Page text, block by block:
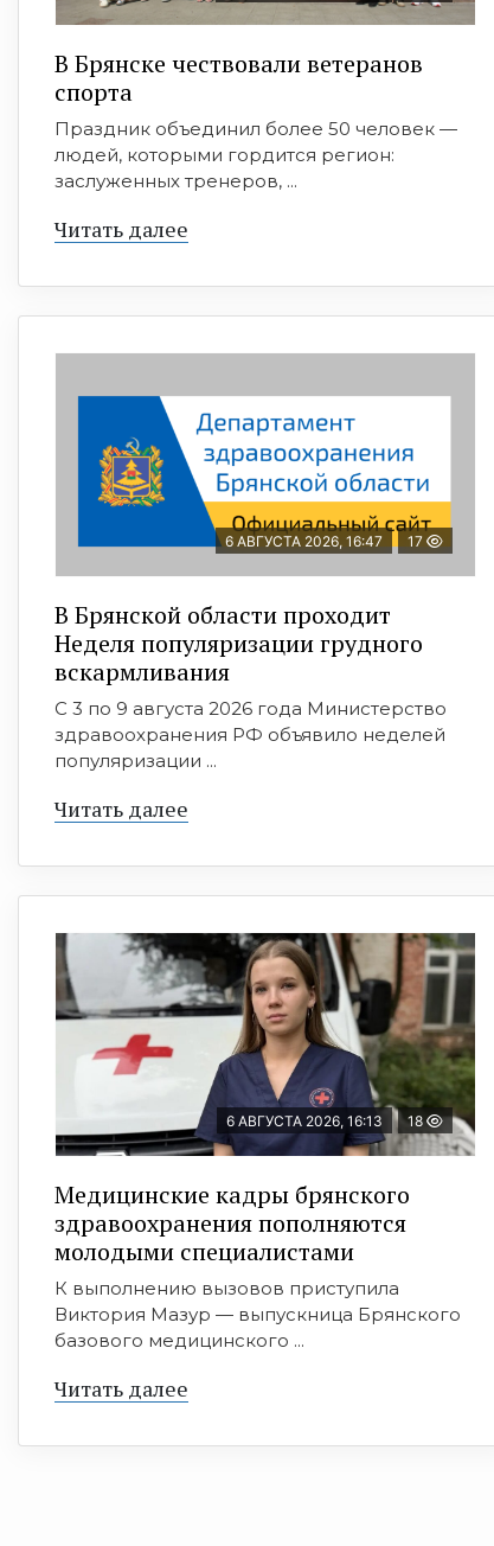
В Брянске чествовали ветеранов
спорта
Праздник объединил более 50 человек —
людей, которыми гордится регион:
заслуженных тренеров, ...
Читать далее
6 АВГУСТА 2026, 16:47 17
В Брянской области проходит
Неделя популяризации грудного
вскармливания
С 3 по 9 августа 2026 года Министерство
здравоохранения РФ объявило неделей
популяризации ...
Читать далее
6 АВГУСТА 2026, 16:13 18
Медицинские кадры брянского
здравоохранения пополняются
молодыми специалистами
К выполнению вызовов приступила
Виктория Мазур — выпускница Брянского
базового медицинского ...
Читать далее